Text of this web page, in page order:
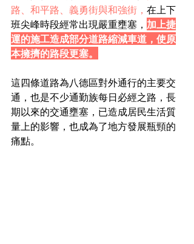
路、和平路、義勇街與和強街， 在上下
班尖峰時段經常出現嚴重壅塞， 加上捷
運的施工造成部分道路縮減車道，使原
本擁擠的路段更塞。
這四條道路為八德區對外通行的主要交
通，也是不少通勤族每日必經之路，長
期以來的交通壅塞，已造成居民生活質
量上的影響，也成為了地方發展瓶頸的
痛點。